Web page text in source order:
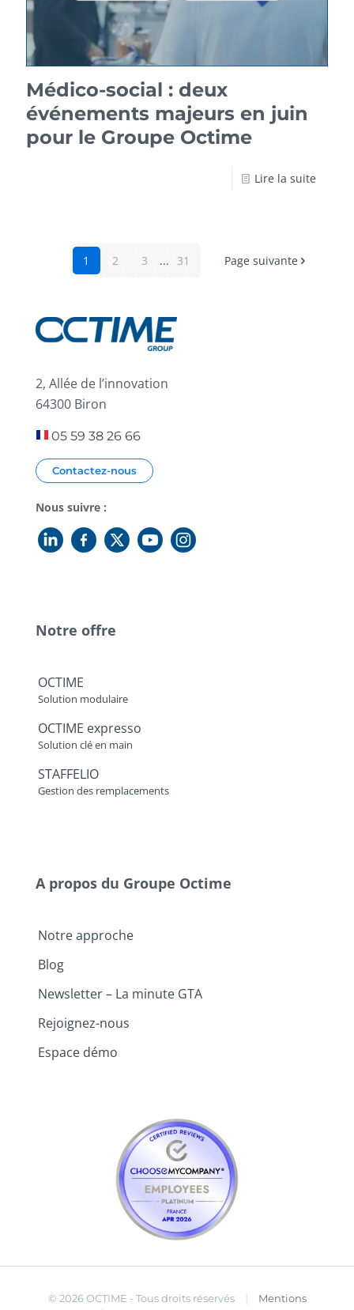
Médico-social : deux
événements majeurs en juin
pour le Groupe Octime
Lire la suite
1 2 3 ... 31 Page suivante
2, Allée de l’innovation
64300 Biron
05 59 38 26 66
Contactez-nous
Nous suivre :
Notre offre
OCTIME
Solution modulaire
OCTIME expresso
Solution clé en main
STAFFELIO
Gestion des remplacements
A propos du Groupe Octime
Notre approche
Blog
Newsletter – La minute GTA
Rejoignez-nous
Espace démo
© 2026 OCTIME - Tous droits réservés |
Mentions